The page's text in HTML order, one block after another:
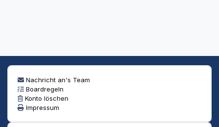
Nachricht an's Team
Boardregeln
Konto löschen
Impressum